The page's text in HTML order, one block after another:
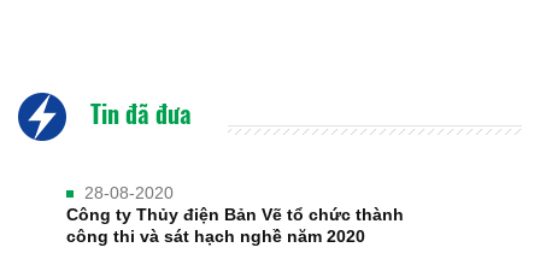
Tin đã đưa
28-08-2020
Công ty Thủy điện Bản Vẽ tổ chức thành
công thi và sát hạch nghề năm 2020